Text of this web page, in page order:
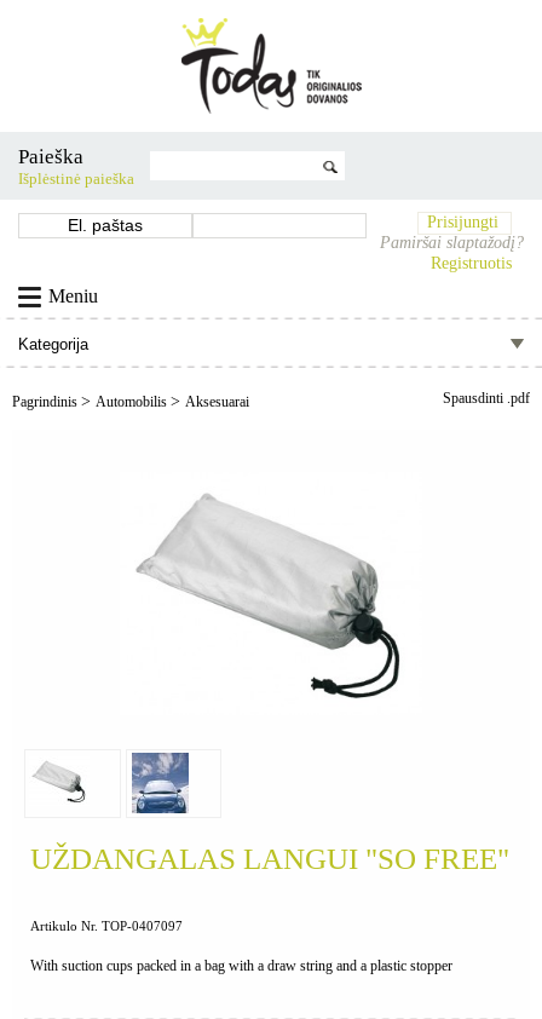
Paieška
Išplėstinė paieška
Prisijungti
Pamiršai slaptažodį?
Registruotis
Meniu
Pagrindinis > Automobilis > Aksesuarai Spausdinti .pdf
UŽDANGALAS LANGUI "SO FREE"
Artikulo Nr. TOP-0407097
With suction cups packed in a bag with a draw string and a plastic stopper